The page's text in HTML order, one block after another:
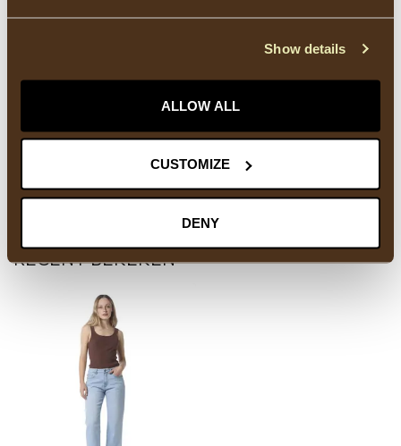
Show details
ALLOW ALL
CUSTOMIZE
DENY
7/8 broek(127) Blauw(519) denim(85)
steekzakken(620)
HEEFT U VRAGEN OVER DIT PRODUCT?
Of heeft u hulp nodig bij het bestellen? Neem
info@courage-fashion.be
RECENT BEKEKEN